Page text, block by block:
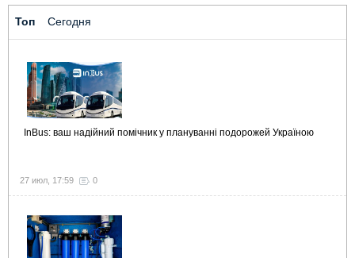
Топ Сегодня
InBus: ваш надійний помічник у плануванні подорожей Україною
27 июл, 17:59 0